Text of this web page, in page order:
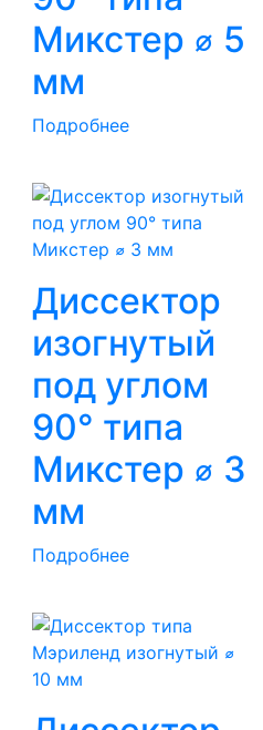
Микстер ⌀ 5
мм
Подробнее
Диссектор
изогнутый
под углом
90° типа
Микстер ⌀ 3
мм
Подробнее